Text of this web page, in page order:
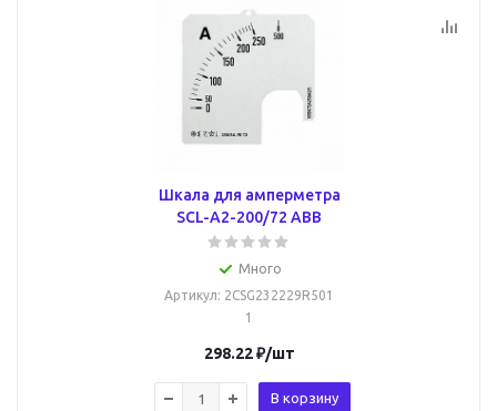
Шкала для амперметра
SCL-A2-200/72 ABB
Много
Артикул: 2CSG232229R501
1
298.22₽/шт
В корзину